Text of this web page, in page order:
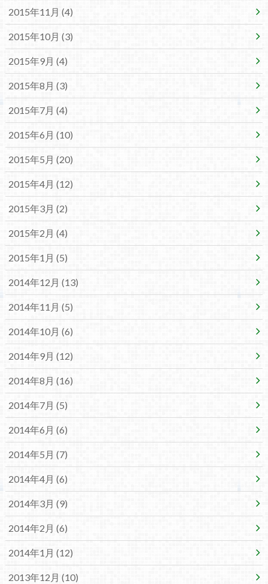
2015年11月 (4)
2015年10月 (3)
2015年9月 (4)
2015年8月 (3)
2015年7月 (4)
2015年6月 (10)
2015年5月 (20)
2015年4月 (12)
2015年3月 (2)
2015年2月 (4)
2015年1月 (5)
2014年12月 (13)
2014年11月 (5)
2014年10月 (6)
2014年9月 (12)
2014年8月 (16)
2014年7月 (5)
2014年6月 (6)
2014年5月 (7)
2014年4月 (6)
2014年3月 (9)
2014年2月 (6)
2014年1月 (12)
2013年12月 (10)